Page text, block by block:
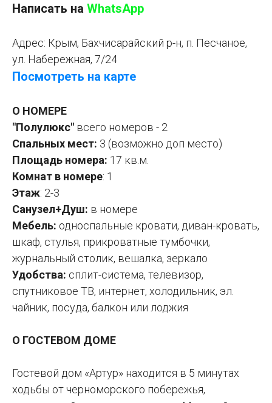
Написать на WhatsApp
Адрес: Крым, Бахчисарайский р-н, п. Песчаное,
ул. Набережная, 7/24
Посмотреть на карте
О НОМЕРЕ
"Полулюкс" всего номеров - 2
Спальных мест: 3 (возможно доп место)
Площадь номера: 17 кв.м.
Комнат в номере: 1
Этаж: 2-3
Санузел+Душ: в номере
Мебель: односпальные кровати, диван-кровать,
шкаф, стулья, прикроватные тумбочки,
журнальный столик, вешалка, зеркало
Удобства: сплит-система, телевизор,
спутниковое ТВ, интернет, холодильник, эл.
чайник, посуда, балкон или лоджия
О ГОСТЕВОМ ДОМЕ
Гостевой дом «Артур» находится в 5 минутах
ходьбы от черноморского побережья,